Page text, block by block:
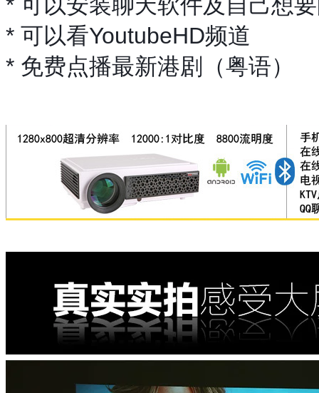
* 可以看YoutubeHD频道
* 免费点播最新港剧（粤语）